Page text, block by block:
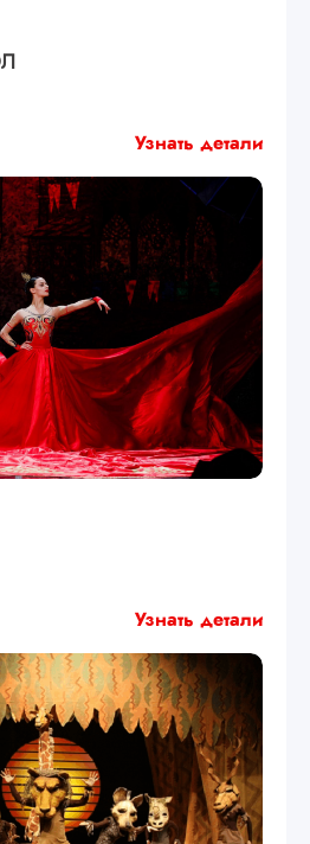
Узнать детали
Узнать детали